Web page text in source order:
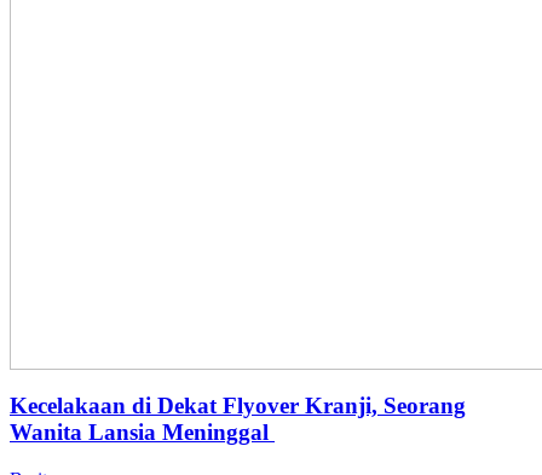
Kecelakaan di Dekat Flyover Kranji, Seorang
Wanita Lansia Meninggal